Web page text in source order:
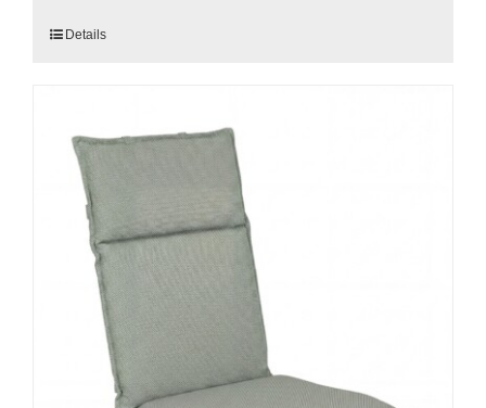
Dieses
Varianten
Optionen
können
Produktseite
gewählt
Details